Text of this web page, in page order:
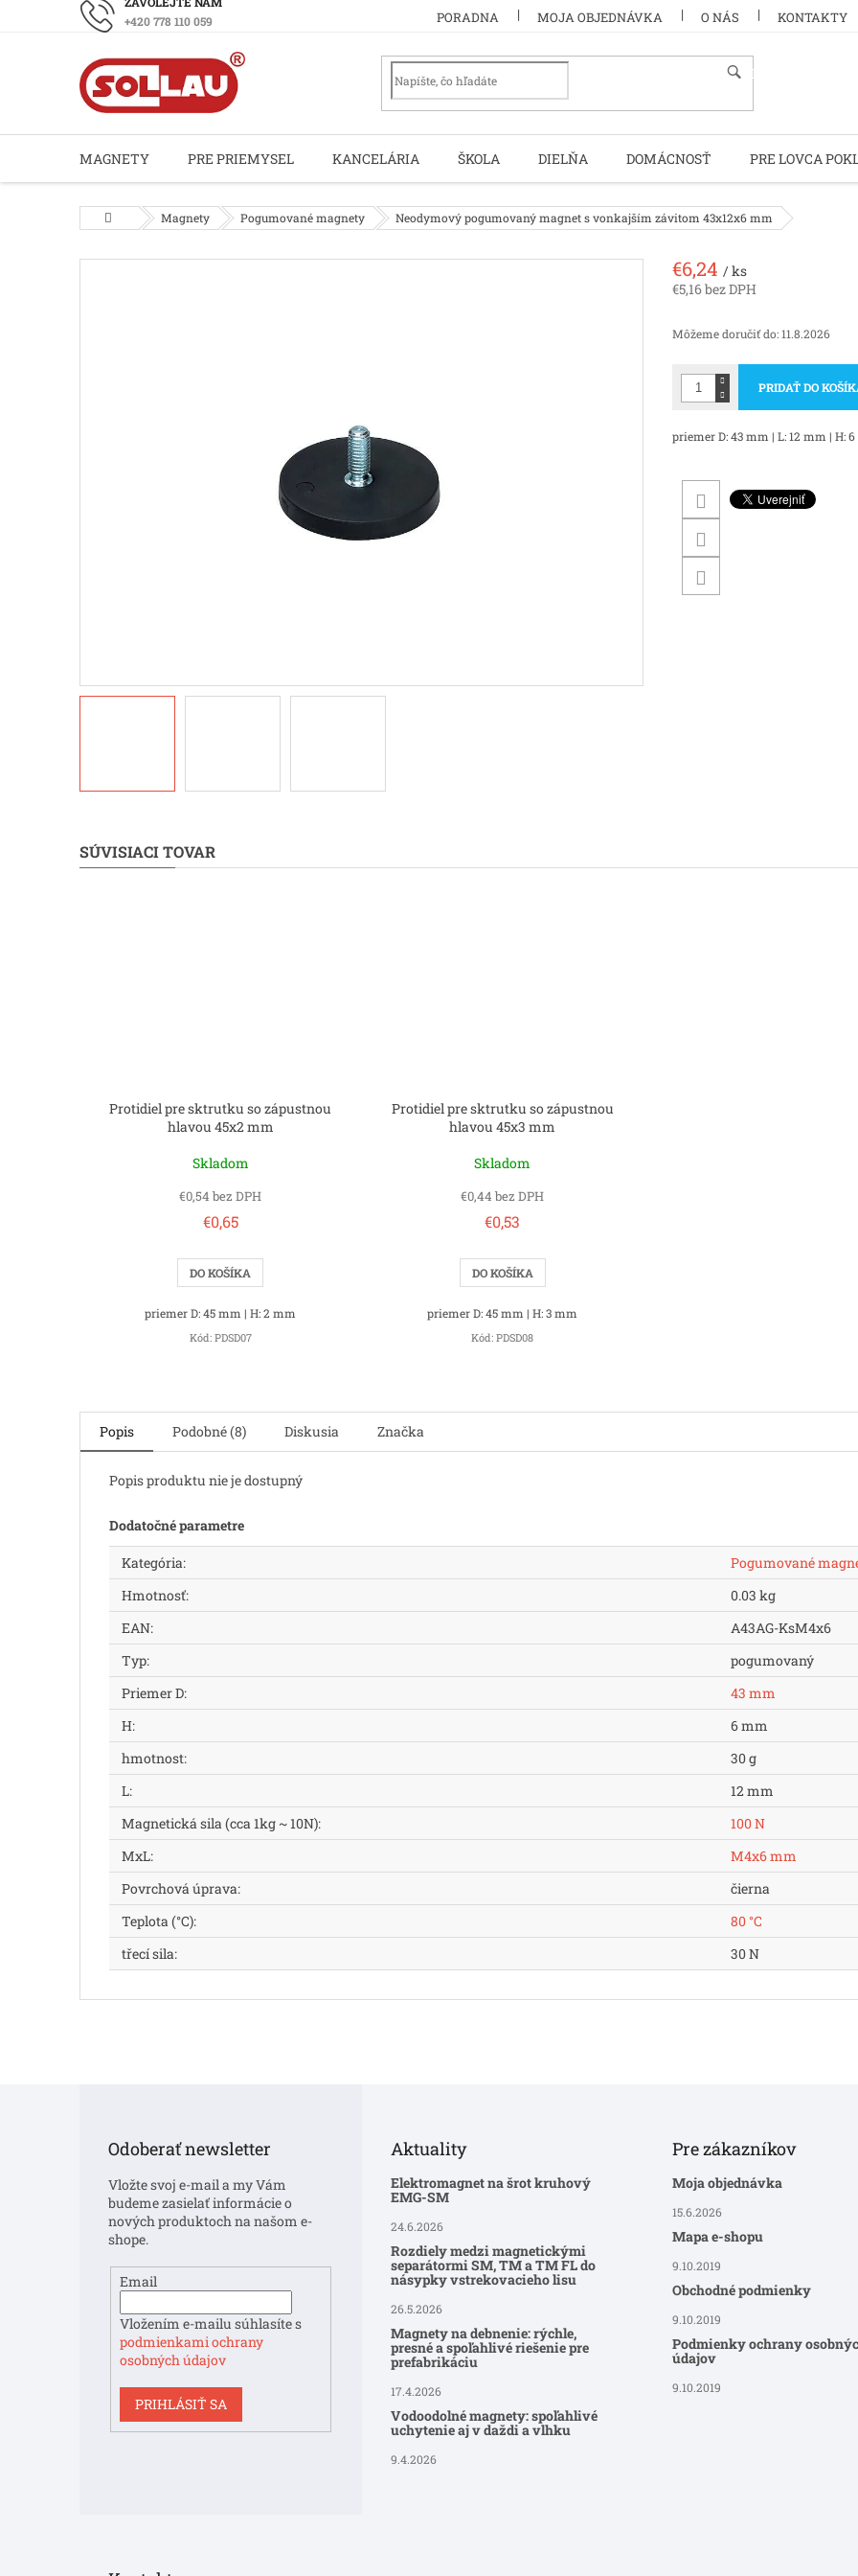
+420 778 110 059 PORADNA MOJA OBJEDNÁVKA O NÁS KONTAKTY
HĽADAŤ
MAGNETY PRE PRIEMYSEL KANCELÁRIA ŠKOLA DIELŇA DOMÁCNOSŤ PRE LOVCA
DomovMagnety Pogumované magnety Neodymový pogumovaný magnet s vonkajším závitom 43x12x6 mm
€6,24 / ks
€5,16 bez DPH
cena:
Môžeme doručiť do:11.8.2026
PRIDAŤ DO
priemer D: 43 mm | L: 12 mm | H:
SÚVISIACI TOVAR
Protidiel pre sktrutku so zápustnou
hlavou 45x2 mm
Skladom
€0,54 bez DPH
€0,65
DO KOŠÍKA
priemer D: 45 mm | H: 2 mm
Kód: PDSD07
Protidiel pre sktrutku so zápustnou
hlavou 45x3 mm
Skladom
€0,44 bez DPH
€0,53
DO KOŠÍKA
priemer D: 45 mm | H: 3 mm
Kód:PDSD08
Popis Podobné (8) Diskusia Značka
Popis produktu nie je dostupný
Dodatočné parametre
Kategória:
Pogumované
Hmotnosť:
0.03 kg
EAN:
A43AG-KsM4x6
Typ:
pogumovaný
Priemer D:
43 mm
H:
6 mm
hmotnost:
30 g
L:
12 mm
Magnetická sila (cca 1kg ~ 10N):
100 N
MxL:
M4x6 mm
Povrchová úprava:
čierna
Teplota (°C):
80 °C
třecí sila: 30 N
Odoberať newsletter
Vložte svoj e-mail a my Vám
budeme zasielať informácie o
nových produktoch na našom e-
shope.
Email
Vložením e-mailu súhlasíte s
podmienkami ochrany
osobných údajov
PRIHLÁSIŤ SA
Aktuality
Elektromagnet na šrot kruhový
EMG-SM
24.6.2026
Rozdiely medzi magnetickými
separátormi SM, TM a TM FL do
násypky vstrekovacieho lisu
26.5.2026
Magnety na debnenie: rýchle,
presné a spoľahlivé riešenie pre
prefabrikáciu
17.4.2026
Vodoodolné magnety: spoľahlivé
uchytenie aj v daždi a vlhku
9.4.2026
Pre zákazníkov
Moja objednávka
15.6.2026
Mapa e-shopu
9.10.2019
Obchodné podmienky
9.10.2019
Podmienky ochrany
údajov
9.10.2019